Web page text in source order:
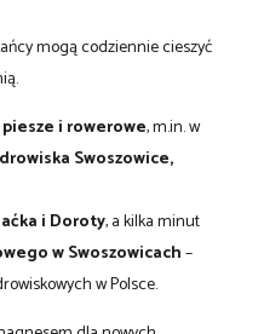
mogą codziennie cieszyć
i rowerowe, m.in. w
Swoszowice,
i Doroty, a kilka minut
w Swoszowicach–
w Polsce.